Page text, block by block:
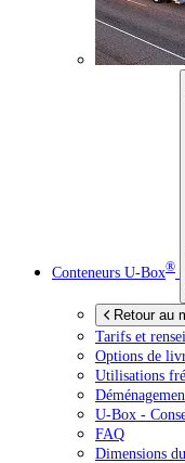
Conteneurs U-Box®
Retour au
Tarifs et
Options de
Utilisations
U-Box -
FAQ
Dimensions